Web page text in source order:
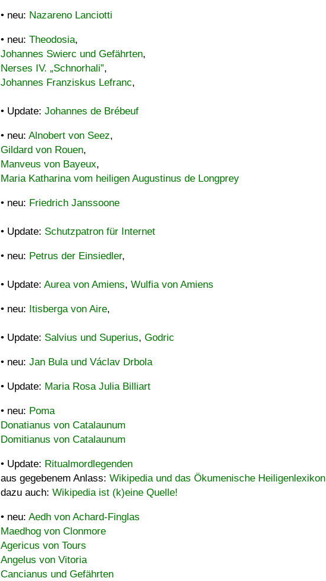
• neu: Nazareno Lanciotti
• neu: Theodosia,
Johannes Swierc und Gefährten,
Nerses IV. „Schnorhali”,
Johannes Franziskus Lefranc,
• Update: Johannes de Brébeuf
• neu: Alnobert von Seez,
Gildard von Rouen,
Manveus von Bayeux,
Maria Katharina vom heiligen Augustinus de Longprey
• neu: Friedrich Janssoone
• Update: Schutzpatron für Internet
• neu: Petrus der Einsiedler,
• Update: Aurea von Amiens, Wulfia von Amiens
• neu: Itisberga von Aire,
• Update: Salvius und Superius, Godric
• neu: Jan Bula und Václav Drbola
• Update: Maria Rosa Julia Billiart
• neu: Poma
Donatianus von Catalaunum
Domitianus von Catalaunum
• Update: Ritualmordlegenden
aus gegebenem Anlass: Wikipedia und das Ökumenische Heiligenlexikon
dazu auch: Wikipedia ist (k)eine Quelle!
• neu: Aedh von Achard-Finglas
Maedhog von Clonmore
Agericus von Tours
Angelus von Vitoria
Cancianus und Gefährten